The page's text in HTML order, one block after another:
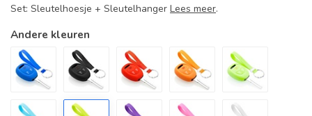
Set: Sleutelhoesje + Sleutelhanger Lees meer.
Andere kleuren